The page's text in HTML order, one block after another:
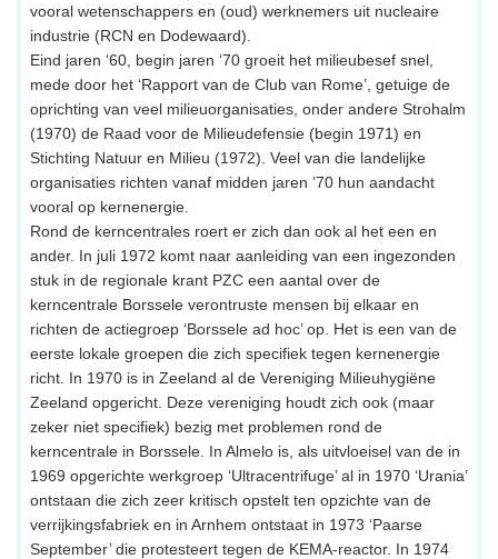
vooral wetenschappers en (oud) werknemers uit nucleaire
industrie (RCN en Dodewaard).
Eind jaren ‘60, begin jaren ‘70 groeit het milieubesef snel,
mede door het ‘Rapport van de Club van Rome’, getuige de
oprichting van veel milieuorganisaties, onder andere Strohalm
(1970) de Raad voor de Milieudefensie (begin 1971) en
Stichting Natuur en Milieu (1972). Veel van die landelijke
organisaties richten vanaf midden jaren ’70 hun aandacht
vooral op kernenergie.
Rond de kerncentrales roert er zich dan ook al het een en
ander. In juli 1972 komt naar aanleiding van een ingezonden
stuk in de regionale krant PZC een aantal over de
kerncentrale Borssele verontruste mensen bij elkaar en
richten de actiegroep ‘Borssele ad hoc’ op. Het is een van de
eerste lokale groepen die zich specifiek tegen kernenergie
richt. In 1970 is in Zeeland al de Vereniging Milieuhygiëne
Zeeland opgericht. Deze vereniging houdt zich ook (maar
zeker niet specifiek) bezig met problemen rond de
kerncentrale in Borssele. In Almelo is, als uitvloeisel van de in
1969 opgerichte werkgroep ‘Ultracentrifuge’ al in 1970 ‘Urania’
ontstaan die zich zeer kritisch opstelt ten opzichte van de
verrijkingsfabriek en in Arnhem ontstaat in 1973 ‘Paarse
September’ die protesteert tegen de KEMA-reactor. In 1974